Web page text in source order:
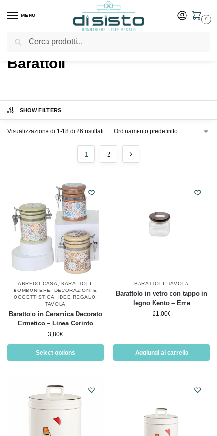
MENU
0
Home Shop Tavola Barattoli
Barattoli
SHOW FILTERS
Visualizzazione di 1-18 di 26 risultati
1 2
ARREDO CASA ,BARATTOLI
BOMBONIERE
DECORAZIONI E
OGGETTISTICA
IDEE REGALO
TAVOLA
Barattolo in Ceramica Decorato
Ermetico – Linea Corinto
3,80€
Select options
BARATTOLI TAVOLA
Barattolo in vetro con tappo in
legno Kento – Eme
21,00€
Aggiungi al carrello